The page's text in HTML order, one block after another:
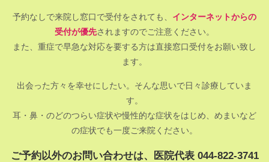
予約なしで来院し窓口で受付をされても、 インターネットからの
受付が優先されますのでご注意ください。
また、重症で早急な対応を要する方は直接窓口受付をお願い致し
ます。
出会った方々を幸せにしたい。そんな思いで日々診療していま
す。
耳・鼻・のどのつらい症状や慢性的な症状をはじめ、めまいなど
の症状でも一度ご来院ください。
ご予約以外のお問い合わせは、医院代表 044-822-3741